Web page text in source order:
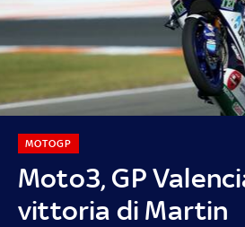
Moto3, GP
vittoria di Martin
MOTOGP